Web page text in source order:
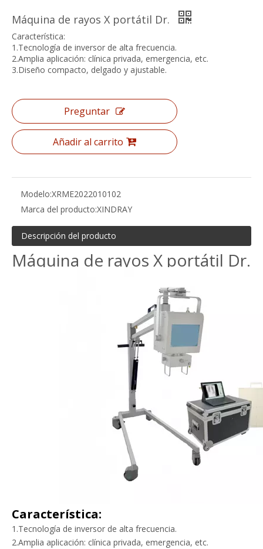
Máquina de rayos X portátil Dr.
Característica:
1.Tecnología de inversor de alta frecuencia.
2.Amplia aplicación: clínica privada, emergencia, etc.
3.Diseño compacto, delgado y ajustable.
Preguntar
Añadir al carrito
Modelo:XRME2022010102
Marca del producto:XINDRAY
Descripción del producto
Máquina de rayos X portátil Dr.
Característica:
1.Tecnología de inversor de alta frecuencia.
2.Amplia aplicación: clínica privada, emergencia, etc.